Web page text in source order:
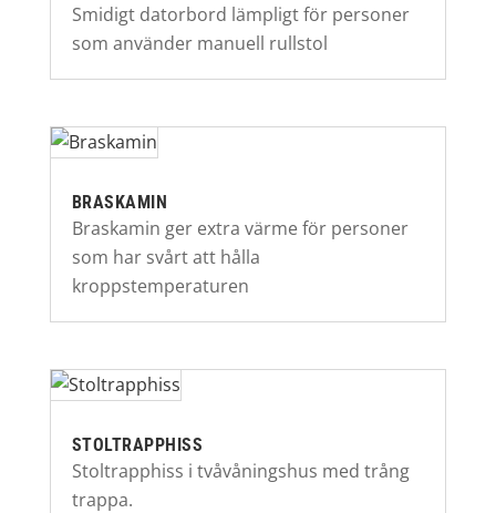
Smidigt datorbord lämpligt för personer
som använder manuell rullstol
BRASKAMIN
Braskamin ger extra värme för personer
som har svårt att hålla
kroppstemperaturen
STOLTRAPPHISS
Stoltrapphiss i tvåvåningshus med trång
trappa.